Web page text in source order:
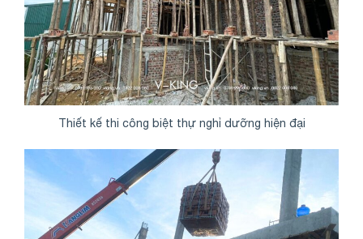
Thiết kế thi công biệt thự nghỉ dưỡng hiện đại